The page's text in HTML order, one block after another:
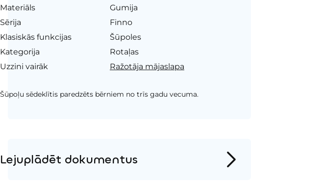
Materiāls
Gumija
Sērija
Finno
Klasiskās funkcijas
Šūpoles
Kategorija
Rotaļas
Uzzini vairāk
Ražotāja mājaslapa
Šūpoļu sēdeklītis paredzēts bērniem no trīs gadu vecuma.
Lejuplādēt dokumentus